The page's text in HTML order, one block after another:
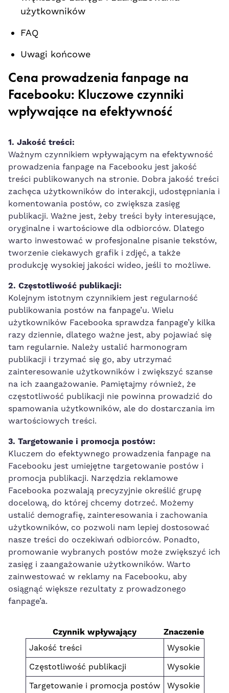
użytkowników
FAQ
Uwagi końcowe
Cena prowadzenia fanpage na
Facebooku: Kluczowe czynniki
wpływające na efektywność
1. Jakość treści:
Ważnym czynnikiem wpływającym na efektywność
prowadzenia fanpage na Facebooku jest⁣ jakość
treści publikowanych na stronie. Dobra ⁤jakość treści
zachęca użytkowników do ‍interakcji, udostępniania i
komentowania ⁣postów, co zwiększa zasięg
publikacji. Ważne jest, żeby treści‌ były interesujące,
oryginalne i wartościowe ⁣dla odbiorców.⁣ Dlatego
warto inwestować w profesjonalne pisanie tekstów,
tworzenie ciekawych grafik i zdjęć, a także
produkcję wysokiej jakości wideo, jeśli to możliwe.
2. Częstotliwość publikacji:
Kolejnym istotnym czynnikiem jest regularność
publikowania postów na⁤ fanpage’u. Wielu
użytkowników Facebooka sprawdza⁢ fanpage’y kilka
razy dziennie, dlatego‌ ważne jest,⁣ aby pojawiać się
tam​ regularnie. Należy⁢ ustalić harmonogram
publikacji i trzymać się go, aby utrzymać
zainteresowanie użytkowników i zwiększyć szanse
na ich‌ zaangażowanie. Pamiętajmy również, że
częstotliwość publikacji nie powinna prowadzić do
spamowania użytkowników, ale do⁢ dostarczania im
wartościowych treści.
3. Targetowanie i promocja ⁤postów:
Kluczem do efektywnego prowadzenia ⁣fanpage ⁤na
Facebooku jest umiejętne targetowanie postów i⁢
promocja publikacji. Narzędzia​ reklamowe
Facebooka pozwalają precyzyjnie określić grupę
docelową, do której chcemy ⁤dotrzeć. Możemy
ustalić demografię, zainteresowania i zachowania
użytkowników, co pozwoli nam lepiej dostosować
nasze ⁤treści do oczekiwań odbiorców. Ponadto,
promowanie ⁤wybranych postów ‌może zwiększyć ich
zasięg i zaangażowanie użytkowników. Warto
zainwestować w reklamy na Facebooku, aby ​
osiągnąć większe rezultaty z prowadzonego
fanpage’a.
Czynnik wpływający
Znaczenie
Jakość treści
Wysokie
Częstotliwość publikacji
Wysokie
Targetowanie i promocja postów
Wysokie